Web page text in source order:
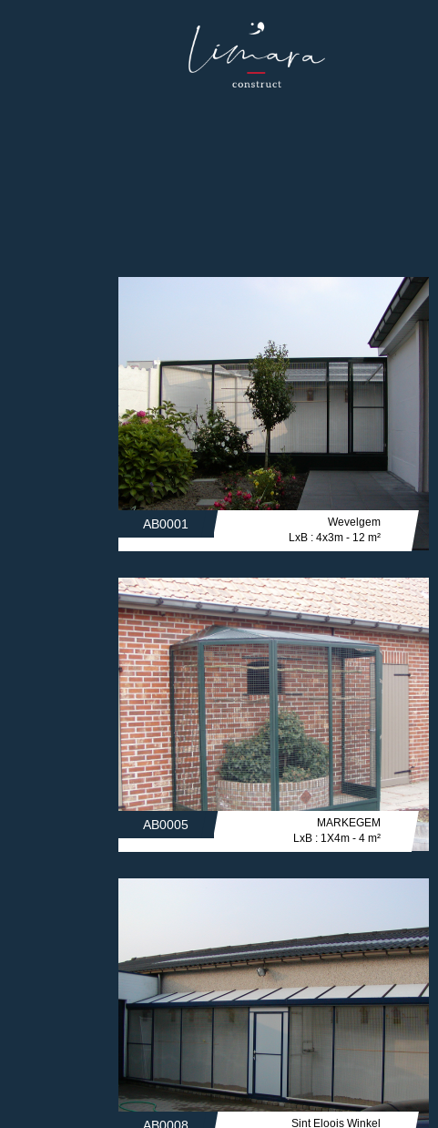
AB0001
Wevelgem
LxB : 4x3m - 12 m²
AB0005
MARKEGEM
LxB : 1X4m - 4 m²
Sint Eloois Winkel